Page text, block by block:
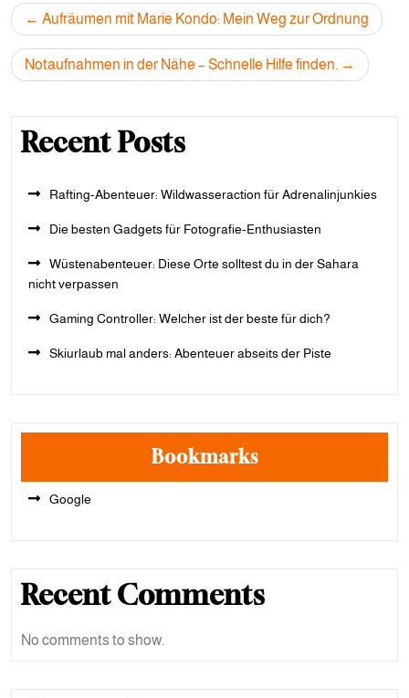
Post
navigation
Aufräumen mit Marie Kondo: Mein Weg zur Ordnung
Notaufnahmen in der Nähe – Schnelle Hilfe finden.
Recent Posts
Rafting-Abenteuer: Wildwasseraction für Adrenalinjunkies
Die besten Gadgets für Fotografie-Enthusiasten
Wüstenabenteuer: Diese Orte solltest du in der Sahara
nicht verpassen
Gaming Controller: Welcher ist der beste für dich?
Skiurlaub mal anders: Abenteuer abseits der Piste
Bookmarks
Google
Recent Comments
No comments to show.